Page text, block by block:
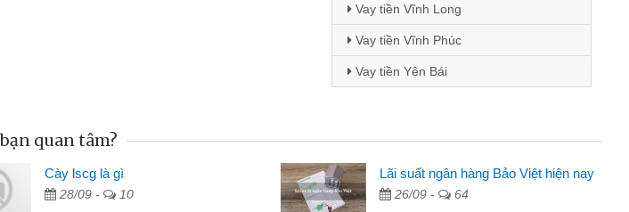
Vay tiền Vĩnh Long
Vay tiền Vĩnh Phúc
Vay tiền Yên Bái
xe wave
Mai Lan - Sinh viên
Tôi biết đến thông qua quảng cáo trên facebook. Tôi là
quan tâm?
Cày lscg là gì
28/09 - 10
Lãi suất ngân hàng Bảo Việt hiện nay
26/09 - 64